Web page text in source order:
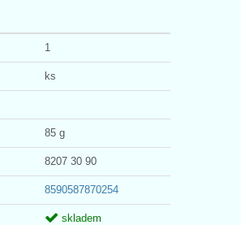
1
ks
85 g
8207 30 90
8590587870254
skladem